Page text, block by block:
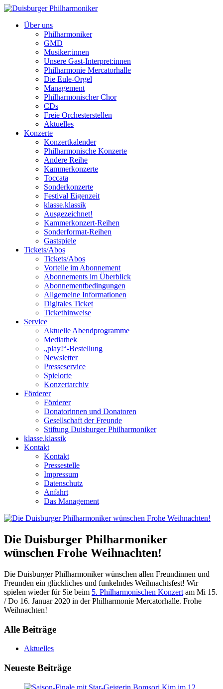
Über uns
Philharmoniker
GMD
Musiker:innen
Unsere Gast-Interpret:innen
Philharmonie Mercatorhalle
Die Eule-Orgel
Management
Philharmonischer Chor
CDs
Freie Orchesterstellen
Aktuelles
Konzerte
Konzertkalender
Philharmonische Konzerte
Andere Reihe
Kammerkonzerte
Toccata
Sonderkonzerte
Festival Eigenzeit
klasse.klassik
Ausgezeichnet!
Kammerkonzert-Reihen
Sonderformat-Reihen
Gastspiele
Tickets/Abos
Tickets/Abos
Vorteile im Abonnement
Abonnements im Überblick
Abonnement­bedingungen
Allgemeine Informationen
Digitales Ticket
Ticket­hinweise
Service
Aktuelle Abendprogramme
Mediathek
„play!“-Bestellung
Newsletter
Presseservice
Spielorte
Konzertarchiv
Förderer
Förderer
Donatorinnen und Donatoren
Gesellschaft der Freunde
Stiftung Duisburger Philharmoniker
klasse.klassik
Kontakt
Kontakt
Pressestelle
Impressum
Datenschutz
Anfahrt
Das Management
Die Duisburger Philharmoniker
wünschen Frohe Weihnachten!
Die Duisburger Philharmoniker wünschen allen Freundinnen und
Freunden ein glückliches und funkelndes Weihnachtsfest! Wir
spielen wieder für Sie beim 5. Philharmonischen Konzert am Mi 15.
/ Do 16. Januar 2020 in der Philharmonie Mercatorhalle. Frohe
Weihnachten!
Alle Beiträge
Aktuelles
Neueste Beiträge